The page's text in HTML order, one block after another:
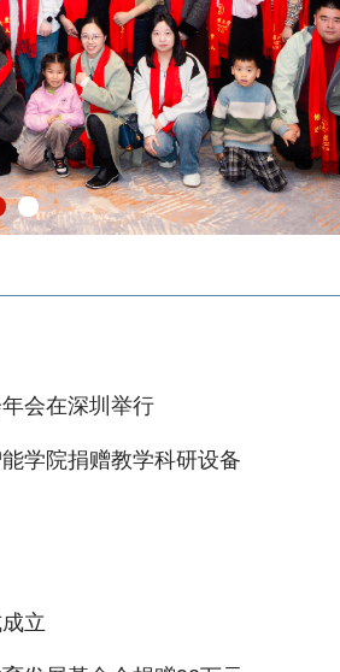
会在深圳举行
学院捐赠教学科研设备
立